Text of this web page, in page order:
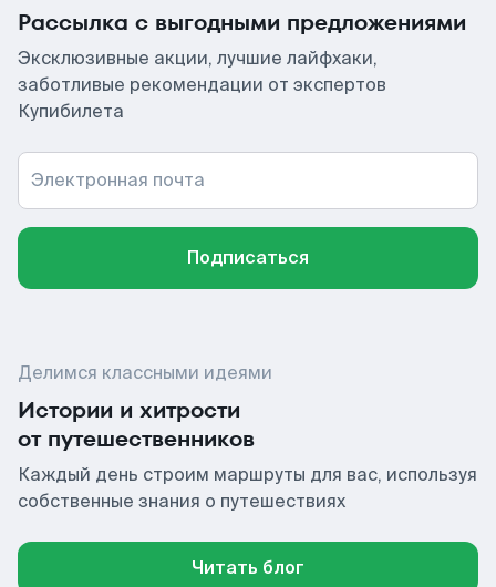
Рассылка с выгодными предложениями
Эксклюзивные акции, лучшие лайфхаки,
заботливые рекомендации от экспертов
Купибилета
Электронная почта
Подписаться
Делимся классными идеями
Истории и хитрости
от путешественников
Каждый день строим маршруты для вас, используя
собственные знания о путешествиях
Читать блог